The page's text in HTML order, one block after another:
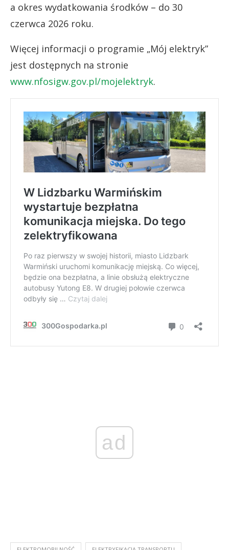
a okres wydatkowania środków – do 30
czerwca 2026 roku.
Więcej informacji o programie „Mój elektryk”
jest dostępnych na stronie
www.nfosigw.gov.pl/mojelektryk.
ad